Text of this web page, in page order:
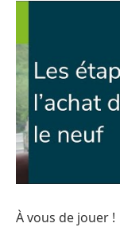
À vous de jouer !